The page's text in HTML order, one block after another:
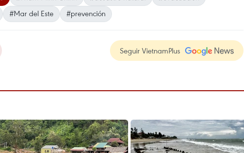
#Mar del Este #prevención
Seguir VietnamPlus